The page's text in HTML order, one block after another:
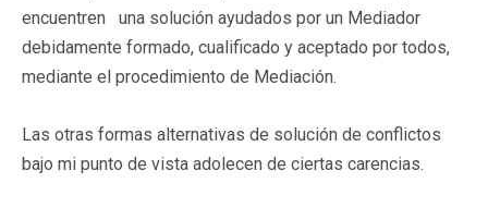
encuentren una solución ayudados por un Mediador
debidamente formado, cualificado y aceptado por todos,
mediante el procedimiento de Mediación.
Las otras formas alternativas de solución de conflictos
bajo mi punto de vista adolecen de ciertas carencias.